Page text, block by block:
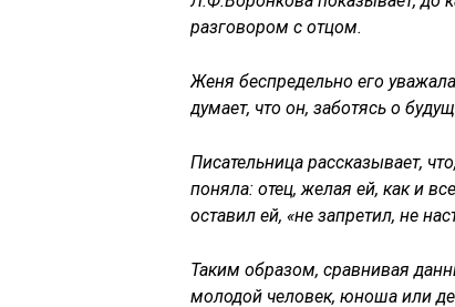
разговором с отцом.
Женя беспредельно его
думает, что он, заботясь о
Писательница рассказывает,
поняла: отец, желая ей, как и
оставил ей, «не запретил, не
Таким образом, сравнивая
молодой человек, юноша или